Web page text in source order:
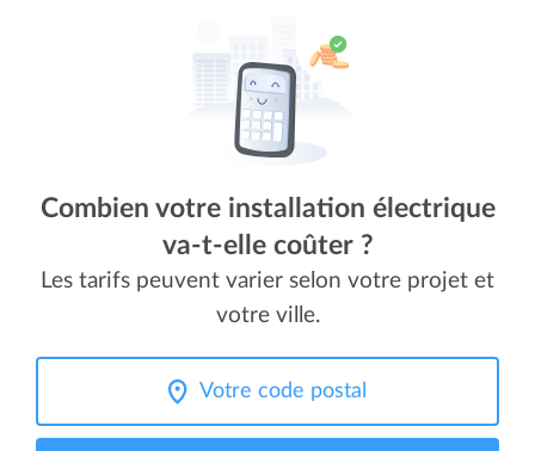
Combien votre installation électrique
va-t-elle coûter ?
Les tarifs peuvent varier selon votre projet et
votre ville.